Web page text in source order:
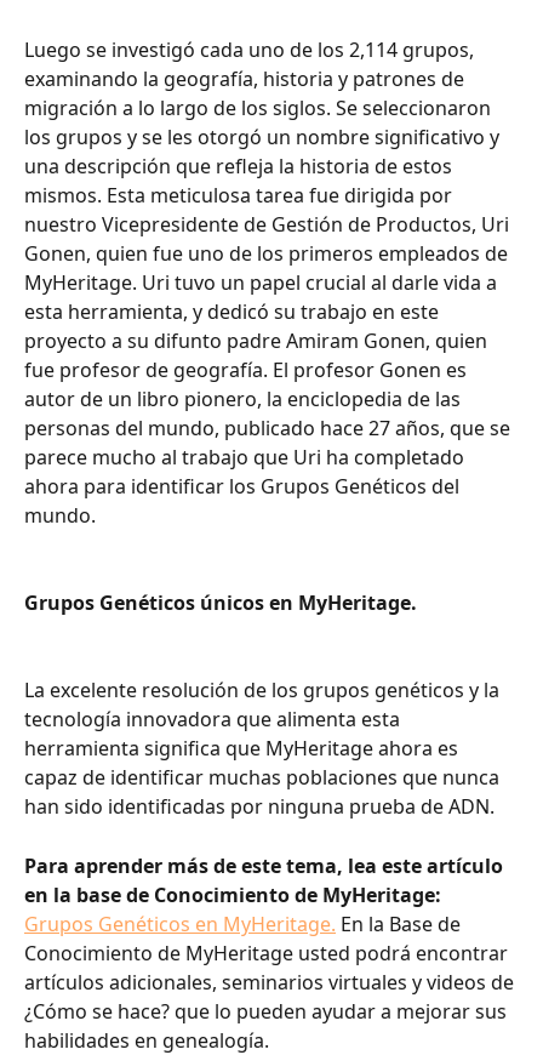
Luego se investigó cada uno de los 2,114 grupos,
examinando la geografía, historia y patrones de
migración a lo largo de los siglos. Se seleccionaron
los grupos y se les otorgó un nombre significativo y
una descripción que refleja la historia de estos
mismos. Esta meticulosa tarea fue dirigida por
nuestro Vicepresidente de Gestión de Productos, Uri
Gonen, quien fue uno de los primeros empleados de
MyHeritage. Uri tuvo un papel crucial al darle vida a
esta herramienta, y dedicó su trabajo en este
proyecto a su difunto padre Amiram Gonen, quien
fue profesor de geografía. El profesor Gonen es
autor de un libro pionero, la enciclopedia de las
personas del mundo, publicado hace 27 años, que se
parece mucho al trabajo que Uri ha completado
ahora para identificar los Grupos Genéticos del
mundo.
Grupos Genéticos únicos en MyHeritage.
La excelente resolución de los grupos genéticos y la
tecnología innovadora que alimenta esta
herramienta significa que MyHeritage ahora es
capaz de identificar muchas poblaciones que nunca
han sido identificadas por ninguna prueba de ADN.
Para aprender más de este tema, lea este artículo
en la base de Conocimiento de MyHeritage:
Grupos Genéticos en MyHeritage. En la Base de
Conocimiento de MyHeritage usted podrá encontrar
artículos adicionales, seminarios virtuales y videos de
¿Cómo se hace? que lo pueden ayudar a mejorar sus
habilidades en genealogía.